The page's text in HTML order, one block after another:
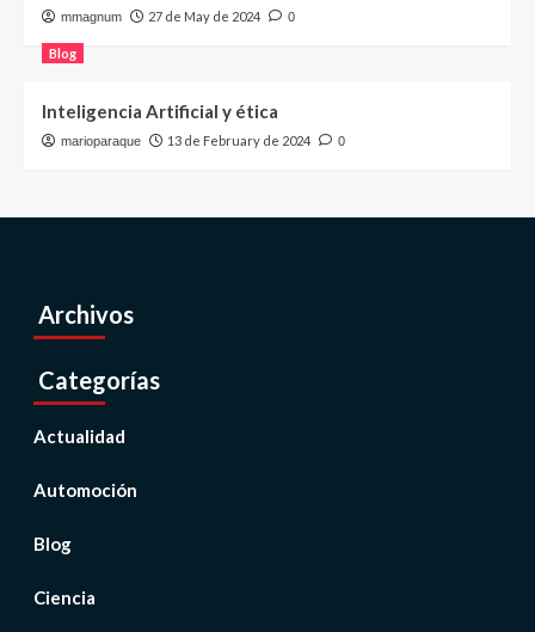
mmagnum 27 de May de 2024 0
Blog
Inteligencia Artificial y ética
marioparaque 13 de February de 2024 0
Archivos
Categorías
Actualidad
Automoción
Blog
Ciencia